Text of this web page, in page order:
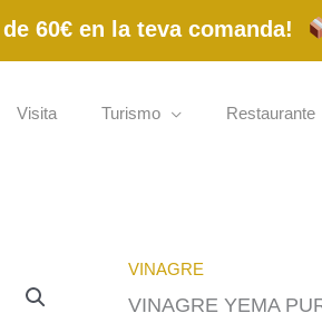
60€ en la teva comanda!
Visita Turismo Restaurante
VINAGRE
VINAGRE YEMA